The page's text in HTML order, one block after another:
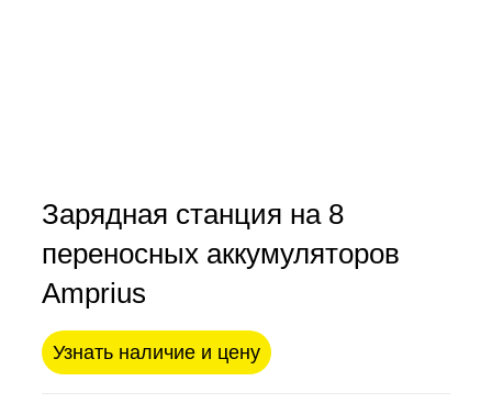
Зарядная станция на 8
переносных аккумуляторов
Amprius
Узнать наличие и цену